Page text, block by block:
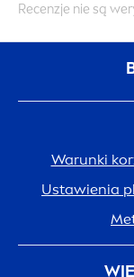
Recenzje nie są
Warunki
Ustawienia